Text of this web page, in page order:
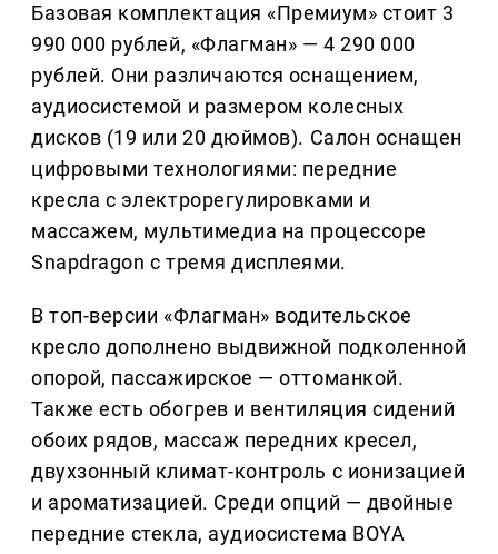
Базовая комплектация «Премиум» стоит 3
990 000 рублей, «Флагман» — 4 290 000
рублей. Они различаются оснащением,
аудиосистемой и размером колесных
дисков (19 или 20 дюймов). Салон оснащен
цифровыми технологиями: передние
кресла с электрорегулировками и
массажем, мультимедиа на процессоре
Snapdragon с тремя дисплеями.
В топ-версии «Флагман» водительское
кресло дополнено выдвижной подколенной
опорой, пассажирское — оттоманкой.
Также есть обогрев и вентиляция сидений
обоих рядов, массаж передних кресел,
двухзонный климат-контроль с ионизацией
и ароматизацией. Среди опций — двойные
передние стекла, аудиосистема BOYA